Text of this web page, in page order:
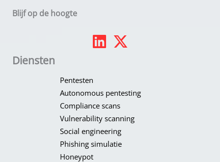
Blijf op de hoogte
Diensten
Pentesten
Autonomous pentesting
Compliance scans
Vulnerability scanning
Social engineering
Phishing simulatie
Honeypot​